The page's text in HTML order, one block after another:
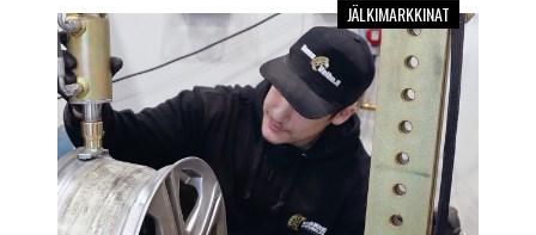
Vuoden
2025
ensimmäinen
Suomen
Autolehti
on
myös
Autokorjaamo
JÄLKIMARKKINAT